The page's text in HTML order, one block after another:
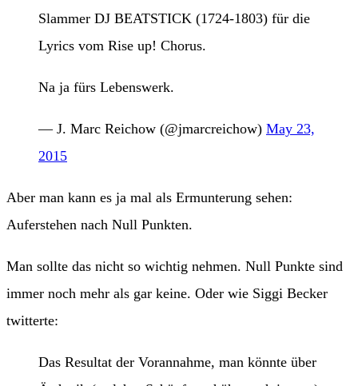
Slammer DJ BEATSTICK (1724-1803) für die
Lyrics vom Rise up! Chorus.
Na ja fürs Lebenswerk.
— J. Marc Reichow (@jmarcreichow) May 23,
2015
Aber man kann es ja mal als Ermunterung sehen:
Auferstehen nach Null Punkten.
Man sollte das nicht so wichtig nehmen. Null Punkte sind
immer noch mehr als gar keine. Oder wie Siggi Becker
twitterte:
Das Resultat der Vorannahme, man könnte über